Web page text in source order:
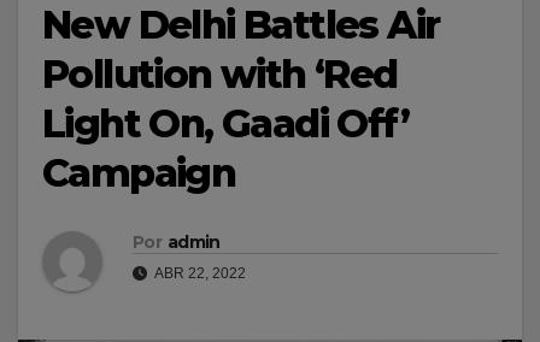
New Delhi Battles Air
Pollution with ‘Red
Light On, Gaadi Off’
Campaign
Por admin
ABR 22, 2022